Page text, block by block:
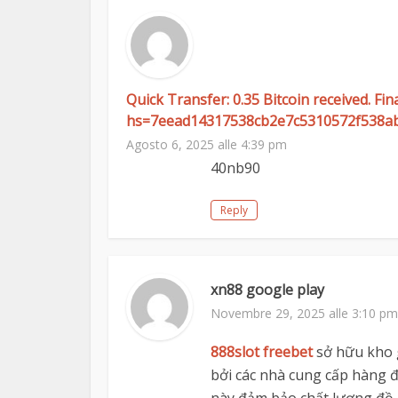
Quick Transfer: 0.35 Bitcoin received.
Agosto 6, 2025 alle 4:39 pm
40nb90
Reply
xn88 google play
Novembre 29, 2025 alle 3:10 pm
888slot freebetsở hữu kho
bởi các nhà cung cấp hàng